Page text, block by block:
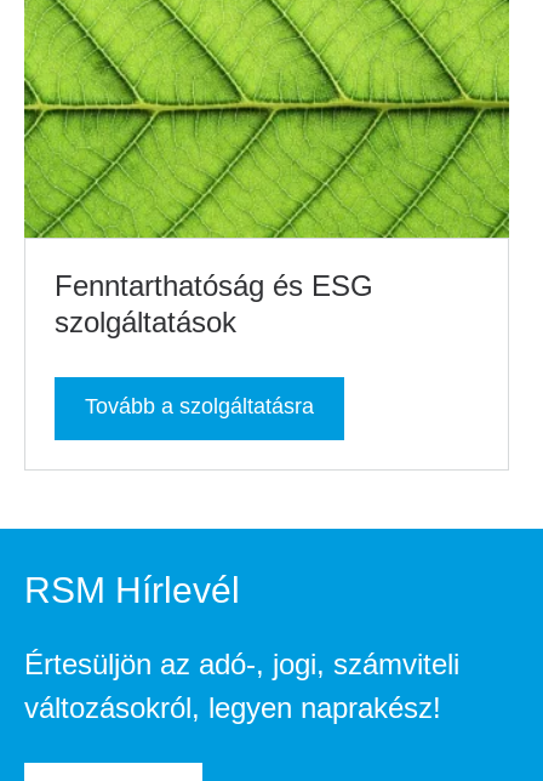
Fenntarthatóság és ESG
szolgáltatások
Tovább a szolgáltatásra
RSM Hírlevél
Értesüljön az adó-, jogi, számviteli
változásokról, legyen naprakész!